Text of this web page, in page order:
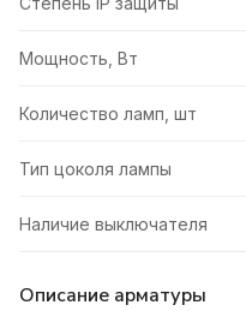
Мощность, Вт
Количество ламп, шт
Тип цоколя лампы
Наличие выключателя
Описание арматуры